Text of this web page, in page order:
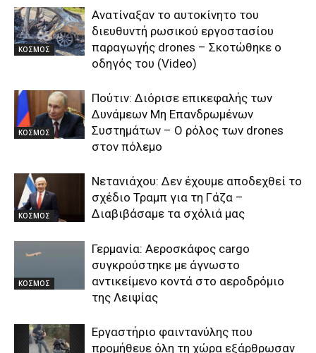
ΚΟΣΜΟΣ
Ανατίναξαν το αυτοκίνητο του
διευθυντή ρωσικού εργοστασίου
παραγωγής drones – Σκοτώθηκε ο
οδηγός του (Video)
ΚΟΣΜΟΣ
Πούτιν: Διόρισε επικεφαλής των
Δυνάμεων Μη Επανδρωμένων
Συστημάτων – Ο ρόλος των drones
στον πόλεμο
ΚΟΣΜΟΣ
Νετανιάχου: Δεν έχουμε αποδεχθεί το
σχέδιο Τραμπ για τη Γάζα –
Διαβιβάσαμε τα σχόλιά μας
ΚΟΣΜΟΣ
Γερμανία: Αεροσκάφος cargo
συγκρούστηκε με άγνωστο
αντικείμενο κοντά στο αεροδρόμιο
της Λειψίας
Εργαστήριο φαιντανύλης που
προμήθευε όλη τη χώρα εξάρθρωσαν